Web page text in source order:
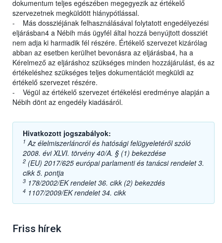
dokumentum teljes egészében megegyezik az értékelő
szervezetnek megküldött hiánypótlással.
- Más dossziéjának felhasználásával folytatott engedélyezési
eljárásban4 a Nébih más ügyfél által hozzá benyújtott dossziét
nem adja ki harmadik fél részére. Értékelő szervezet kizárólag
abban az esetben kerülhet bevonásra az eljárásba4, ha a
Kérelmező az eljáráshoz szükséges minden hozzájárulást, és az
értékeléshez szükséges teljes dokumentációt megküldi az
értékelő szervezet részére.
- Végül az értékelő szervezet értékelési eredménye alapján a
Nébih dönt az engedély kiadásáról.
Hivatkozott jogszabályok:
1 Az élelmiszerláncról és hatósági felügyeletéről szóló
2008. évi XLVI. törvény 40/A. § (1) bekezdése
2 (EU) 2017/625 európai parlamenti és tanácsi rendelet 3.
cikk 5. pontja
3 178/2002/EK rendelet 36. cikk (2) bekezdés
4 1107/2009/EK rendelet 34. cikk
Friss hírek